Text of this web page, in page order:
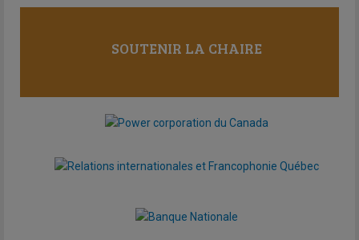
SOUTENIR LA CHAIRE